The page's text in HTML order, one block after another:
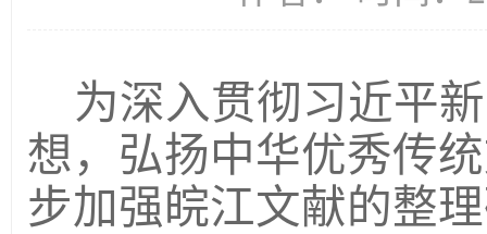
为深入贯彻习近平
想，弘扬中华优秀传
步加强皖江文献的整